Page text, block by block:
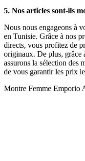
5. Nos articles sont-ils
Nous nous engageons à
en Tunisie. Grâce à nos
directs, vous profitez de
originaux. De plus, grâce
assurons la sélection des
de vous garantir les prix
Montre Femme Emporio